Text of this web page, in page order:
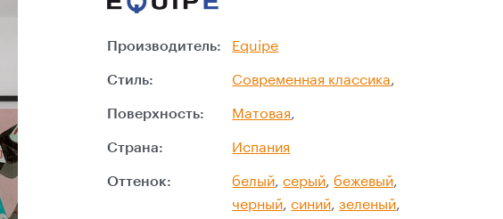
Производитель: Equipe
Стиль: Современная классика,
Поверхность: Матовая,
Страна: Испания
Оттенок: белый, серый, бежевый,
черный, синий, зеленый,